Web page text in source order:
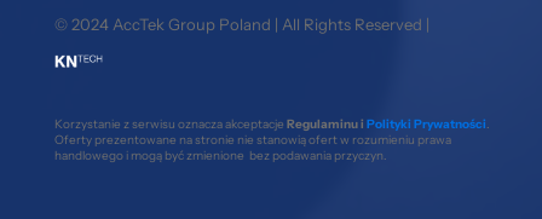
© 2024 AccTek Group Poland | All Rights Reserved |
Korzystanie z serwisu oznacza akceptacje Regulaminu i Polityki Prywatności.
Oferty prezentowane na stronie nie stanowią ofert w rozumieniu prawa
handlowego i mogą być zmienione bez podawania przyczyn.